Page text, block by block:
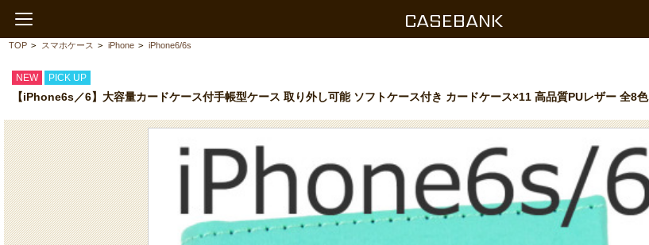
CASEBANK
TOP > スマホケース > iPhone > iPhone6/6s
NEW PICK UP
【iPhone6s／6】大容量カードケース付手帳型ケース 取り外し可能 ソフトケース付き カードケース×11 高品質PUレザー 全8色